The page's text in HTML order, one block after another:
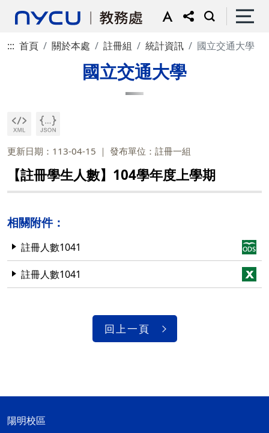
::: 首頁 關於本處 註冊組 統計資訊 國立交通大學
國立交通大學
更新日期：113-04-15 發布單位：註冊一組
【註冊學生人數】104學年度上學期
相關附件：
註冊人數1041
註冊人數1041
回上一頁
陽明校區